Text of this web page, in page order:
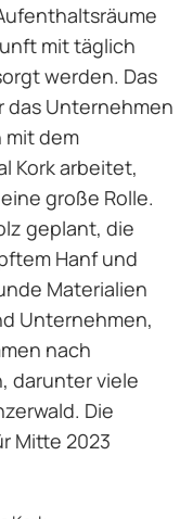
mit täglich
werden. Das
das Unternehmen
mit dem
Kork arbeitet,
große Rolle.
geplant, die
Hanf und
Materialien
Unternehmen,
nach
darunter viele
Die
Mitte 2023